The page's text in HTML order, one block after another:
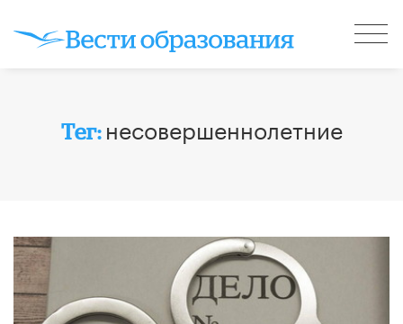
Тег: несовершеннолетние